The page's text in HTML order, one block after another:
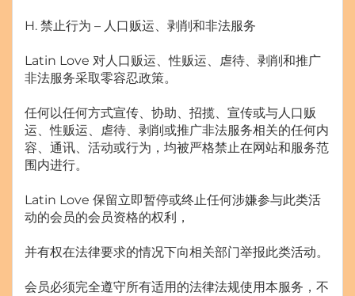
H. 禁止行为 – 人口贩运、剥削和非法服务
Latin Love 对人口贩运、性贩运、虐待、剥削和推广
非法服务采取零容忍政策。
任何以任何方式宣传、协助、招揽、宣传或与人口贩
运、性贩运、虐待、剥削或推广非法服务相关的任何内
容、通讯、活动或行为，均被严格禁止在网站和服务范
围内进行。
Latin Love 保留立即暂停或终止任何涉嫌参与此类活
动的会员的会员资格的权利，
并有权在法律要求的情况下向相关部门举报此类活动。
会员必须完全遵守所有适用的法律法规使用本服务，不